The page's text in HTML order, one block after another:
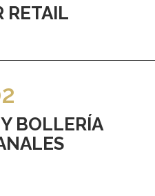
RETAIL
BOLLERÍA